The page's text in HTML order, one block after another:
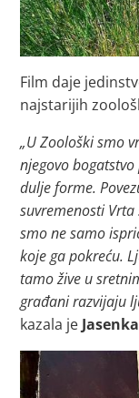
Film daje
najstarijih
„U Zoološki smo
njegovo
dulje forme.
suvremenosti
smo ne samo
koje ga pokreću.
tamo žive u
građani razvijaju
kazala je